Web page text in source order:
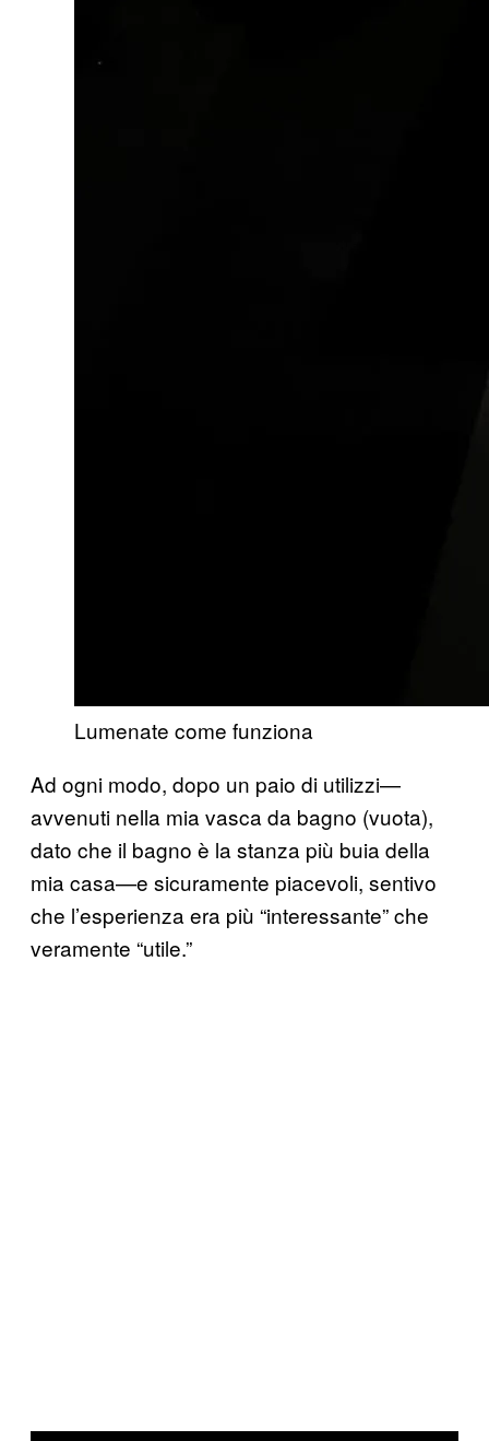
Lumenate come funziona
Ad ogni modo, dopo un paio di utilizzi—
avvenuti nella mia vasca da bagno (vuota),
dato che il bagno è la stanza più buia della
mia casa—e sicuramente piacevoli, sentivo
che l’esperienza era più “interessante” che
veramente “utile.”